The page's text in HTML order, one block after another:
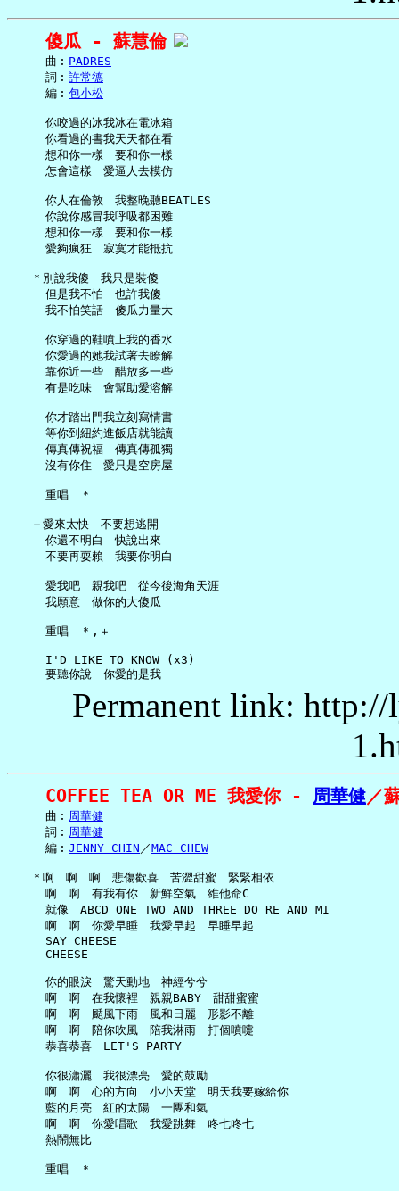
傻瓜 - 蘇慧倫
     曲︰
PADRES
     詞︰
許常德
     編︰
包小松
     你咬過的冰我冰在電冰箱
     你看過的書我天天都在看
     想和你一樣　要和你一樣
     怎會這樣　愛逼人去模仿
     你人在倫敦　我整晚聽BEATLES
     你說你感冒我呼吸都困難
     想和你一樣　要和你一樣
     愛夠瘋狂　寂寞才能抵抗
   ＊別說我傻　我只是裝傻
     但是我不怕　也許我傻
     我不怕笑話　傻瓜力量大
     你穿過的鞋噴上我的香水
     你愛過的她我試著去瞭解
     靠你近一些　醋放多一些
     有是吃味　會幫助愛溶解
     你才踏出門我立刻寫情書
     等你到紐約進飯店就能讀
     傳真傳祝福　傳真傳孤獨
     沒有你住　愛只是空房屋
     重唱　＊
   ＋愛來太快　不要想逃開
     你還不明白　快說出來
     不要再耍賴　我要你明白
     愛我吧　親我吧　從今後海角天涯
     我願意　做你的大傻瓜
     重唱　＊,＋
     I'D LIKE TO KNOW (x3)
Permanent link:
COFFEE TEA OR ME 我愛你 - 周華健／
     曲︰
周華健
     詞︰
周華健
     編︰
JENNY CHIN ／MAC CHEW
   ＊啊　啊　啊　悲傷歡喜　苦澀甜蜜　緊緊相依
     啊　啊　有我有你　新鮮空氣　維他命C
     就像　ABCD ONE TWO AND THREE DO RE AND MI
     啊　啊　你愛早睡　我愛早起　早睡早起
     SAY CHEESE
     CHEESE
     你的眼淚　驚天動地　神經兮兮
     啊　啊　在我懷裡　親親BABY　甜甜蜜蜜
     啊　啊　颳風下雨　風和日麗　形影不離
     啊　啊　陪你吹風　陪我淋雨　打個噴嚏
     恭喜恭喜　LET'S PARTY
     你很瀟灑　我很漂亮　愛的鼓勵
     啊　啊　心的方向　小小天堂　明天我要嫁給你
     藍的月亮　紅的太陽　一團和氣
     啊　啊　你愛唱歌　我愛跳舞　咚七咚七
     熱鬧無比
     重唱　＊